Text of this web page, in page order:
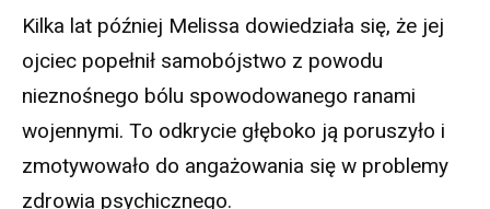
Kilka lat później Melissa dowiedziała się, że jej
ojciec popełnił samobójstwo z powodu
nieznośnego bólu spowodowanego ranami
wojennymi. To odkrycie głęboko ją poruszyło i
zmotywowało do angażowania się w problemy
zdrowia psychicznego.